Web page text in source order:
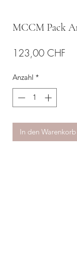
MCCM Pack
123,00 CHF
Anzahl *
In den Warenkorb